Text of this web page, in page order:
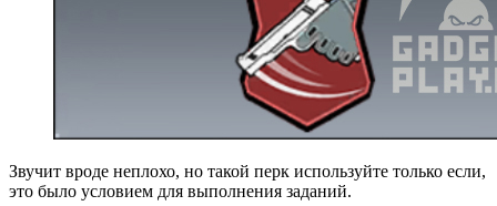
Звучит вроде неплохо, но такой перк используйте только если,
это было условием для выполнения заданий.